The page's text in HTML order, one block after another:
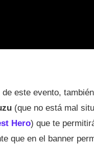
de este evento,
(que no está mal
Hero) que te
que en el banner